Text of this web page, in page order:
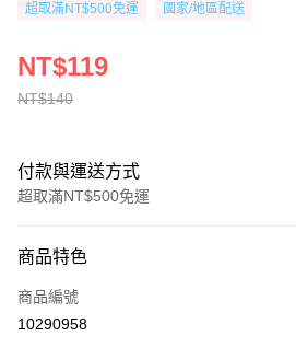
超取滿NT$500免運 國家/地區配送
NT$140
NT$119
付款與運送方式
超取滿NT$500免運
信用卡一次付款
超商取貨付款
商品特色
商品編號
10290958